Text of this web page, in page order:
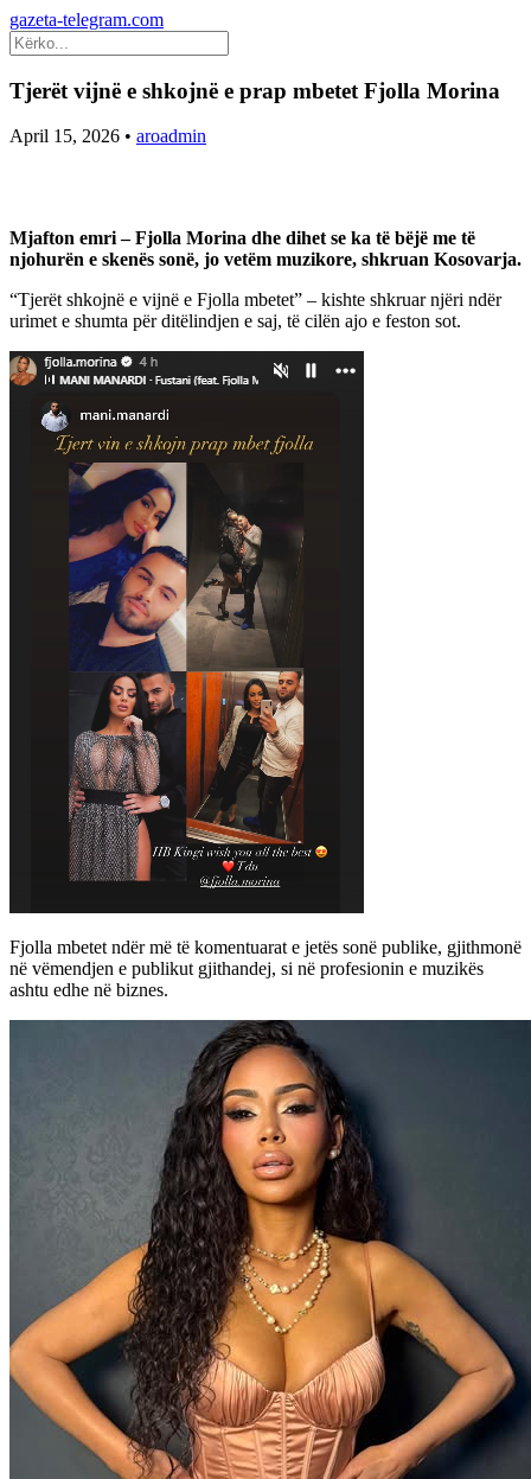
gazeta-telegram.com
Tjerët vijnë e shkojnë e prap mbetet Fjolla Morina
April 15, 2026 • aroadmin
Mjafton emri – Fjolla Morina dhe dihet se ka të bëjë me të
njohurën e skenës sonë, jo vetëm muzikore, shkruan Kosovarja.
“Tjerët shkojnë e vijnë e Fjolla mbetet” – kishte shkruar njëri ndër
urimet e shumta për ditëlindjen e saj, të cilën ajo e feston sot.
Fjolla mbetet ndër më të komentuarat e jetës sonë publike, gjithmonë
në vëmendjen e publikut gjithandej, si në profesionin e muzikës
ashtu edhe në biznes.